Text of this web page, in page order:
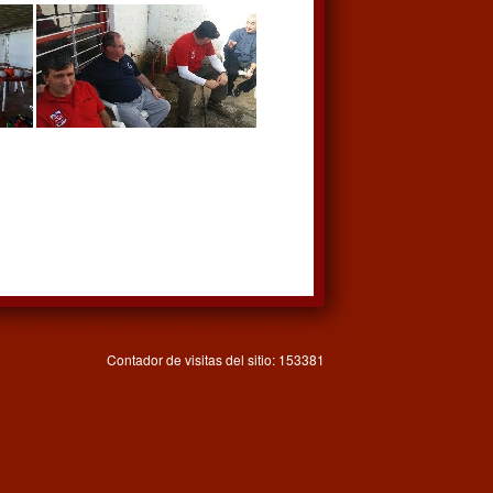
Contador de visitas del sitio: 153381